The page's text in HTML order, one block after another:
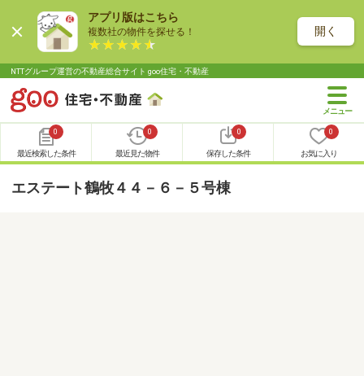
アプリ版はこちら
複数社の物件を探せる！ 開く
NTTグループ運営の不動産総合サイト goo住宅・不動産
0
最近検索した条件
0
最近見た物件
0
保存した条件
0
お気に入り
エステート鶴牧４４－６－５号棟